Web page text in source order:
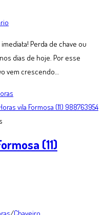
Perda de chave ou
dias de hoje. Por esse
vem crescendo…
(11)